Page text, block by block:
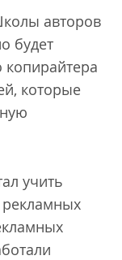
авторов
будет
которые
учить